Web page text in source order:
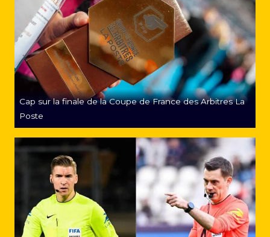
Cap sur la finale de la Coupe de France des Arbitres La
Poste